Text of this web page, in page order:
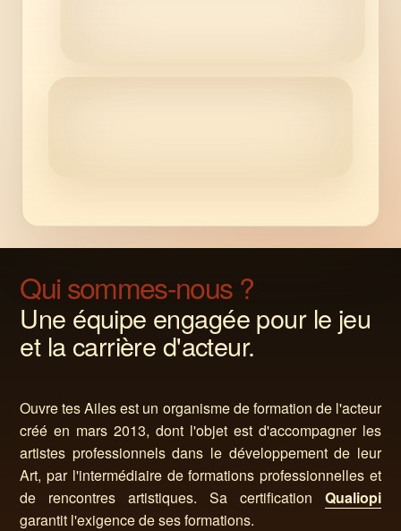
Qui sommes-nous ?
Une équipe engagée pour le jeu
et la carrière d'acteur.
Ouvre tes Ailes est un organisme de formation de l'acteur
créé en mars 2013, dont l'objet est d'accompagner les
artistes professionnels dans le développement de leur
Art, par l'intermédiaire de formations professionnelles et
de rencontres artistiques. Sa certification Qualiopi
garantit l'exigence de ses formations.